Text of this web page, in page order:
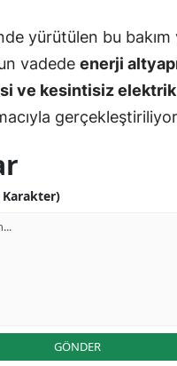
yürütülen bu bakım
vadede enerji
ve kesintisiz elektrik
Karakter)
GÖNDER